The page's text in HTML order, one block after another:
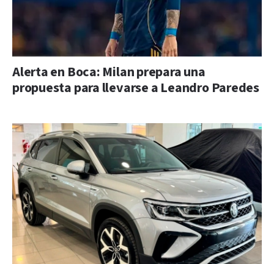
Alerta en Boca: Milan prepara una
propuesta para llevarse a Leandro Paredes